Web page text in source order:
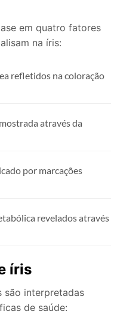
em quatro fatores
na íris:
refletidos na coloração
através da
por marcações
revelados através
íris
são interpretadas
de saúde: